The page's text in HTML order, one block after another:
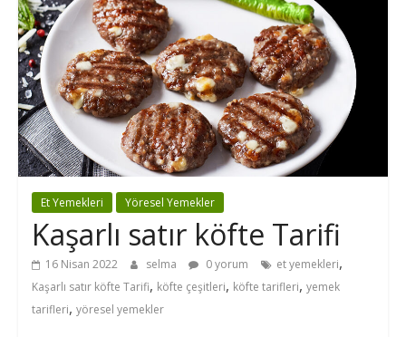
Et Yemekleri Yöresel Yemekler
Kaşarlı satır köfte Tarifi
16 Nisan 2022 selma 0 yorum et yemekleri,
Kaşarlı satır köfte Tarifi, köfte çeşitleri, köfte tarifleri, yemek
tarifleri, yöresel yemekler